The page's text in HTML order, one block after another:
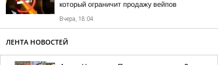
который ограничит продажу вейпов
Вчера, 18:04
ЛЕНТА НОВОСТЕЙ